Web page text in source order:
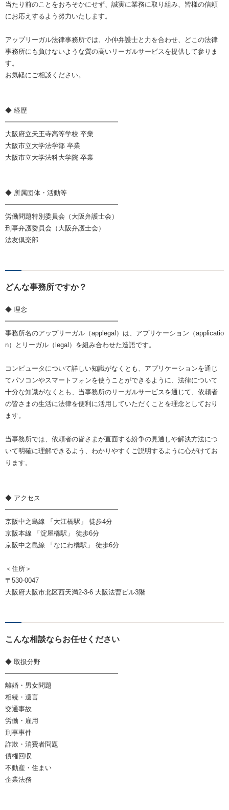
当たり前のことをおろそかにせず、誠実に業務に取り組み、皆様の信頼
にお応えするよう努力いたします。
アップリーガル法律事務所では、小仲弁護士と力を合わせ、どこの法律
事務所にも負けないような質の高いリーガルサービスを提供して参りま
す。
お気軽にご相談ください。
◆ 経歴
━━━━━━━━━━━━━━━━━
大阪府立天王寺高等学校 卒業
大阪市立大学法学部 卒業
大阪市立大学法科大学院 卒業
◆ 所属団体・活動等
━━━━━━━━━━━━━━━━━
労働問題特別委員会（大阪弁護士会）
刑事弁護委員会（大阪弁護士会）
法友倶楽部
どんな事務所ですか？
◆ 理念
━━━━━━━━━━━━━━━━━
事務所名のアップリーガル（applegal）は、アプリケーション（applicatio
n）とリーガル（legal）を組み合わせた造語です。
コンピュータについて詳しい知識がなくとも、アプリケーションを通じ
てパソコンやスマートフォンを使うことができるように、法律について
十分な知識がなくとも、当事務所のリーガルサービスを通じて、依頼者
の皆さまの生活に法律を便利に活用していただくことを理念としており
ます。
当事務所では、依頼者の皆さまが直面する紛争の見通しや解決方法につ
いて明確に理解できるよう、わかりやすくご説明するように心がけてお
ります。
◆ アクセス
━━━━━━━━━━━━━━━━━
京阪中之島線 「大江橋駅」 徒歩4分
京阪本線 「淀屋橋駅」 徒歩6分
京阪中之島線 「なにわ橋駅」 徒歩6分
＜住所＞
〒530-0047
大阪府大阪市北区西天満2-3-6 大阪法曹ビル3階
こんな相談ならお任せください
◆ 取扱分野
━━━━━━━━━━━━━━━━━
離婚・男女問題
相続・遺言
交通事故
労働・雇用
刑事事件
詐欺・消費者問題
債権回収
不動産・住まい
企業法務